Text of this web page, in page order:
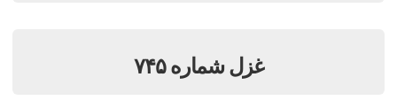
غزل شماره ۷۴۵